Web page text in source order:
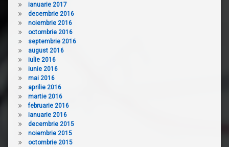
ianuarie 2017
decembrie 2016
noiembrie 2016
octombrie 2016
septembrie 2016
august 2016
iulie 2016
iunie 2016
mai 2016
aprilie 2016
martie 2016
februarie 2016
ianuarie 2016
decembrie 2015
noiembrie 2015
octombrie 2015